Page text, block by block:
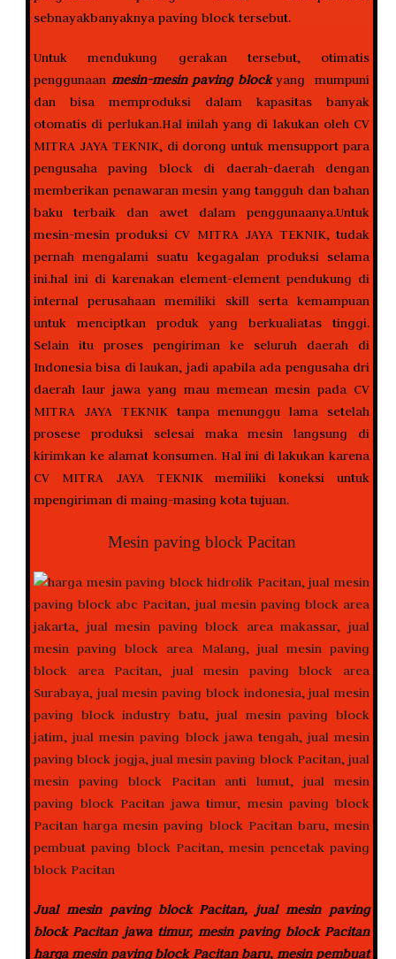
sebnayakbanyaknya paving block tersebut.
Untuk mendukung gerakan tersebut, otimatis
penggunaan mesin-mesin paving blockyang mumpuni
dan bisa memproduksi dalam kapasitas banyak
otomatis di perlukan.Hal inilah yang di lakukan oleh CV
MITRA JAYA TEKNIK, di dorong untuk mensupport para
pengusaha paving block di daerah-daerah dengan
memberikan penawaran mesin yang tangguh dan bahan
baku terbaik dan awet dalam penggunaanya.Untuk
mesin-mesin produksi CV MITRA JAYA TEKNIK, tudak
pernah mengalami suatu kegagalan produksi selama
ini.hal ini di karenakan element-element pendukung di
internal perusahaan memiliki skill serta kemampuan
untuk menciptkan produk yang berkualiatas tinggi.
Selain itu proses pengiriman ke seluruh daerah di
Indonesia bisa di laukan, jadi apabila ada pengusaha dri
daerah laur jawa yang mau memean mesin pada CV
MITRA JAYA TEKNIK tanpa menunggu lama setelah
prosese produksi selesai maka mesin langsung di
kirimkan ke alamat konsumen. Hal ini di lakukan karena
CV MITRA JAYA TEKNIK memiliki koneksi untuk
mpengiriman di maing-masing kota tujuan.
Mesin paving block Pacitan
Jual mesin paving block Pacitan, jual mesin paving
block Pacitan jawa timur, mesin paving block Pacitan
harga mesin paving block Pacitan baru, mesin pembuat